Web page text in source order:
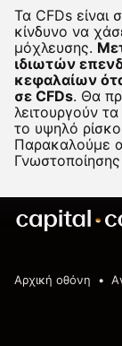
Τα CFDs είναι
κίνδυνο να
μόχλευσης.
ιδιωτών
κεφαλαίων
σε CFDs. Θα
λειτουργούν
το υψηλό
Παρακαλούμε
Αρχική οθόνη